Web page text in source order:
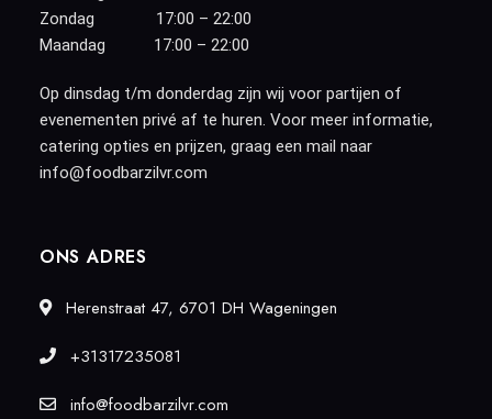
Zondag 17:00 – 22:00
Maandag 17:00 – 22:00
Op dinsdag t/m donderdag zijn wij voor partijen of
evenementen privé af te huren. Voor meer informatie,
catering opties en prijzen, graag een mail naar
info@foodbarzilvr.com
ONS ADRES
Herenstraat 47, 6701 DH Wageningen
+31317235081
info@foodbarzilvr.com